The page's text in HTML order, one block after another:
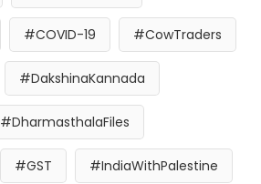
#COVID-19 #CowTraders
#DakshinaKannada
#DharmasthalaFiles
#GST #IndiaWithPalestine